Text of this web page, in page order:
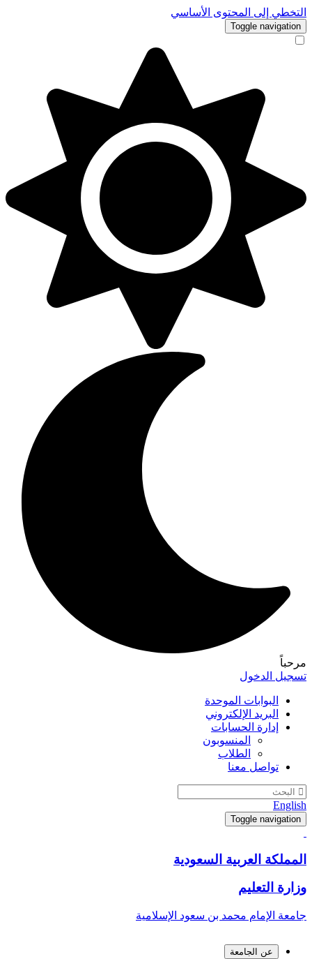
التخطي إلى المحتوى الأساسي
Toggle navigation
مرحباً
تسجيل الدخول
البوابات الموحدة
البريد الإلكتروني
إدارة الحسابات
المنسوبون
الطلاب
تواصل معنا
English
Toggle navigation
المملكة العربية السعودية
وزارة التعليم
جامعة الإمام محمد بن سعود الإسلامية
عن الجامعة